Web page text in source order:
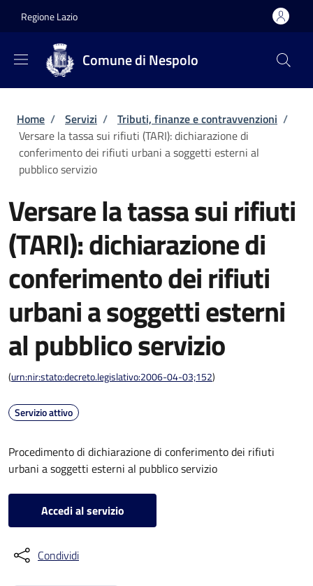
Regione Lazio
Comune di Nespolo
Briciole di pane
Home / Servizi / Tributi, finanze e contravvenzioni /
Versare la tassa sui rifiuti (TARI): dichiarazione di
conferimento dei rifiuti urbani a soggetti esterni al
pubblico servizio
Versare la tassa sui rifiuti
(TARI): dichiarazione di
conferimento dei rifiuti
urbani a soggetti esterni
al pubblico servizio
(urn:nir:stato:decreto.legislativo:2006-04-03;152)
Servizio attivo
Procedimento di dichiarazione di conferimento dei rifiuti
urbani a soggetti esterni al pubblico servizio
Accedi al servizio
Condividi